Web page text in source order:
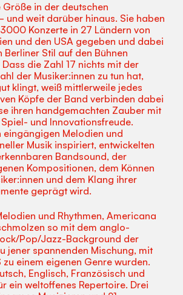
Größe in der deutschen
und weit darüber hinaus. Sie haben
Konzerte in 27 Ländern von
und den USA gegeben und dabei
Berliner Stil auf den Bühnen
die Zahl 17 nichts mit der
der Musiker:innen zu tun hat,
klingt, weiß mittlerweile jedes
Köpfe der Band verbinden dabei
ihren handgemachten Zauber mit
und Innovationsfreude.
Melodien und
Musik inspiriert, entwickelten
Bandsound, der
Kompositionen, dem Können
und dem Klang ihrer
geprägt wird.
und Rhythmen, Americana
so mit dem anglo-
Pop/Jazz-Background der
jener spannenden Mischung, mit
zu einem eigenen Genre wurden.
Englisch, Französisch und
ein weltoffenes Repertoire. Drei